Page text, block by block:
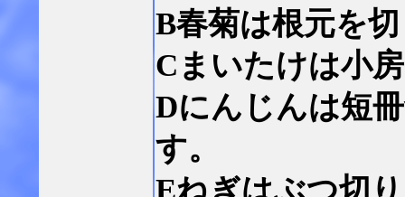
B春菊は根元を
Cまいたけは小
Dにんじんは短
す。
Eねぎはぶつ切